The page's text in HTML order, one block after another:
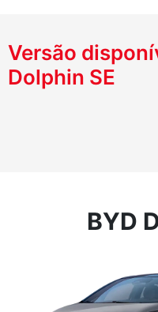
Versão
Dolphin SE
BYD